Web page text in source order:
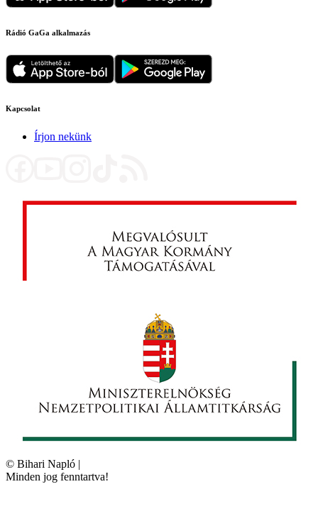
Rádió GaGa alkalmazás
Kapcsolat
Írjon nekünk
© Bihari Napló |
Minden jog fenntartva!